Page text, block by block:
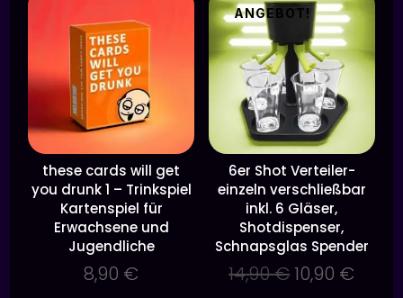
these cards will get
you drunk 1 – Trinkspiel
Kartenspiel für
Erwachsene und
Jugendliche
8,90 €
ANGEBOT!
6er Shot Verteiler-
einzeln verschließbar
inkl. 6 Gläser,
Shotdispenser,
Schnapsglas Spender
14,90€10,90 €